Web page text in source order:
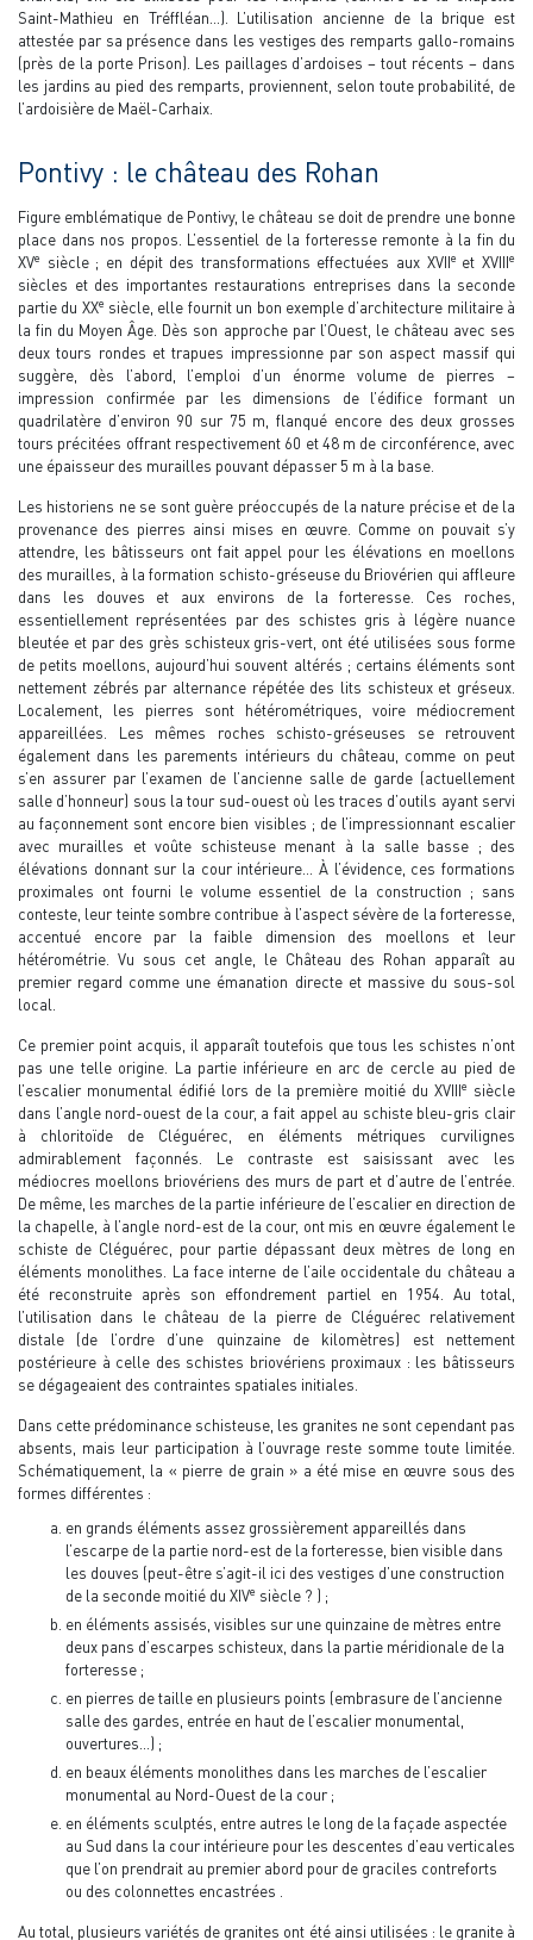
Saint-Mathieu en Tréffléan…). L’utilisation ancienne de la brique est
attestée par sa présence dans les vestiges des remparts gallo-romains
(près de la porte Prison). Les paillages d’ardoises – tout récents – dans
les jardins au pied des remparts, proviennent, selon toute probabilité, de
l’ardoisière de Maël-Carhaix.
Pontivy : le château des Rohan
Figure emblématique de Pontivy, le château se doit de prendre une bonne
place dans nos propos. L’essentiel de la forteresse remonte à la fin du
XVe siècle ; en dépit des transformations effectuées aux XVIIe et XVIIIe
siècles et des importantes restaurations entreprises dans la seconde
partie du XXe siècle, elle fournit un bon exemple d’architecture militaire à
la fin du Moyen Âge. Dès son approche par l’Ouest, le château avec ses
deux tours rondes et trapues impressionne par son aspect massif qui
suggère, dès l’abord, l’emploi d’un énorme volume de pierres –
impression confirmée par les dimensions de l’édifice formant un
quadrilatère d’environ 90 sur 75 m, flanqué encore des deux grosses
tours précitées offrant respectivement 60 et 48 m de circonférence, avec
une épaisseur des murailles pouvant dépasser 5 m à la base.
Les historiens ne se sont guère préoccupés de la nature précise et de la
provenance des pierres ainsi mises en œuvre. Comme on pouvait s’y
attendre, les bâtisseurs ont fait appel pour les élévations en moellons
des murailles, à la formation schisto-gréseuse du Briovérien qui affleure
dans les douves et aux environs de la forteresse. Ces roches,
essentiellement représentées par des schistes gris à légère nuance
bleutée et par des grès schisteux gris-vert, ont été utilisées sous forme
de petits moellons, aujourd’hui souvent altérés ; certains éléments sont
nettement zébrés par alternance répétée des lits schisteux et gréseux.
Localement, les pierres sont hétérométriques, voire médiocrement
appareillées. Les mêmes roches schisto-gréseuses se retrouvent
également dans les parements intérieurs du château, comme on peut
s’en assurer par l’examen de l’ancienne salle de garde (actuellement
salle d’honneur) sous la tour sud-ouest où les traces d’outils ayant servi
au façonnement sont encore bien visibles ; de l’impressionnant escalier
avec murailles et voûte schisteuse menant à la salle basse ; des
élévations donnant sur la cour intérieure… À l’évidence, ces formations
proximales ont fourni le volume essentiel de la construction ; sans
conteste, leur teinte sombre contribue à l’aspect sévère de la forteresse,
accentué encore par la faible dimension des moellons et leur
hétérométrie. Vu sous cet angle, le Château des Rohan apparaît au
premier regard comme une émanation directe et massive du sous-sol
local.
Ce premier point acquis, il apparaît toutefois que tous les schistes n’ont
pas une telle origine. La partie inférieure en arc de cercle au pied de
l’escalier monumental édifié lors de la première moitié du XVIIIe siècle
dans l’angle nord-ouest de la cour, a fait appel au schiste bleu-gris clair
à chloritoïde de Cléguérec, en éléments métriques curvilignes
admirablement façonnés. Le contraste est saisissant avec les
médiocres moellons briovériens des murs de part et d’autre de l’entrée.
De même, les marches de la partie inférieure de l’escalier en direction de
la chapelle, à l’angle nord-est de la cour, ont mis en œuvre également le
schiste de Cléguérec, pour partie dépassant deux mètres de long en
éléments monolithes. La face interne de l’aile occidentale du château a
été reconstruite après son effondrement partiel en 1954. Au total,
l’utilisation dans le château de la pierre de Cléguérec relativement
distale (de l’ordre d’une quinzaine de kilomètres) est nettement
postérieure à celle des schistes briovériens proximaux : les bâtisseurs
se dégageaient des contraintes spatiales initiales.
Dans cette prédominance schisteuse, les granites ne sont cependant pas
absents, mais leur participation à l’ouvrage reste somme toute limitée.
Schématiquement, la « pierre de grain » a été mise en œuvre sous des
formes différentes :
en grands éléments assez grossièrement appareillés dans
l’escarpe de la partie nord-est de la forteresse, bien visible dans
les douves (peut-être s’agit-il ici des vestiges d’une construction
de la seconde moitié du XIVe siècle ? ) ;
en éléments assisés, visibles sur une quinzaine de mètres entre
deux pans d’escarpes schisteux, dans la partie méridionale de la
forteresse ;
en pierres de taille en plusieurs points (embrasure de l’ancienne
salle des gardes, entrée en haut de l’escalier monumental,
ouvertures…) ;
en beaux éléments monolithes dans les marches de l’escalier
monumental au Nord-Ouest de la cour ;
en éléments sculptés, entre autres le long de la façade aspectée
au Sud dans la cour intérieure pour les descentes d’eau verticales
que l’on prendrait au premier abord pour de graciles contreforts
ou des colonnettes encastrées .
Au total, plusieurs variétés de granites ont été ainsi utilisées : le granite à